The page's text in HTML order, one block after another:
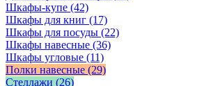
Шкафы-купе (42)
Шкафы для книг (17)
Шкафы для посуды (22)
Шкафы навесные (36)
Шкафы угловые (11)
Полки навесные (29)
Стеллажи (26)